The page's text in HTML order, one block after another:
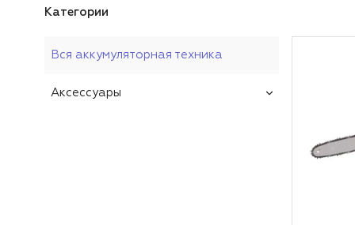
Категории
Вся аккумуляторная техника
Аксессуары